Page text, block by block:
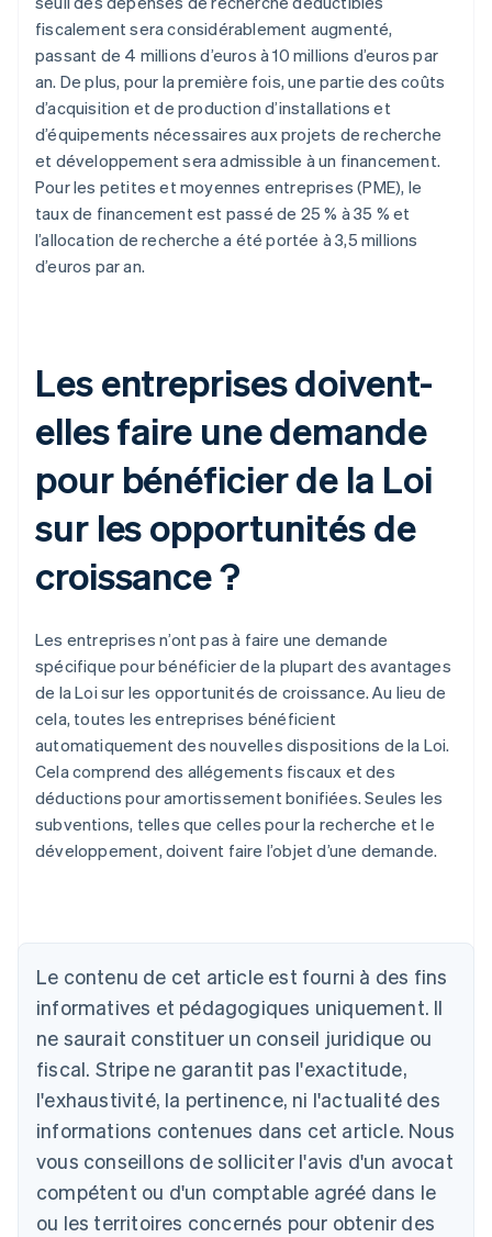
fiscalement sera considérablement augmenté,
passant de 4 millions d’euros à 10 millions d’euros par
an. De plus, pour la première fois, une partie des coûts
d’acquisition et de production d’installations et
d’équipements nécessaires aux projets de recherche
et développement sera admissible à un financement.
Pour les petites et moyennes entreprises (PME), le
taux de financement est passé de 25 % à 35 % et
l’allocation de recherche a été portée à 3,5 millions
d’euros par an.
Les entreprises doivent-
elles faire une demande
pour bénéficier de la Loi
sur les opportunités de
croissance ?
Les entreprises n’ont pas à faire une demande
spécifique pour bénéficier de la plupart des avantages
de la Loi sur les opportunités de croissance. Au lieu de
cela, toutes les entreprises bénéficient
automatiquement des nouvelles dispositions de la Loi.
Cela comprend des allégements fiscaux et des
déductions pour amortissement bonifiées. Seules les
subventions, telles que celles pour la recherche et le
développement, doivent faire l’objet d’une demande.
Le contenu de cet article est fourni à des fins
informatives et pédagogiques uniquement. Il
ne saurait constituer un conseil juridique ou
fiscal. Stripe ne garantit pas l'exactitude,
l'exhaustivité, la pertinence, ni l'actualité des
informations contenues dans cet article. Nous
vous conseillons de solliciter l'avis d'un avocat
compétent ou d'un comptable agréé dans le
ou les territoires concernés pour obtenir des
Allemagne
Deutsch
Australie
English
Autriche
Belgique
NederlandsFrançaisDeutschEnglish
Brésil
PortuguêsEnglish
Bulgarie
English